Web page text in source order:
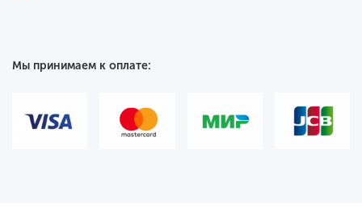
Мы принимаем к оплате: